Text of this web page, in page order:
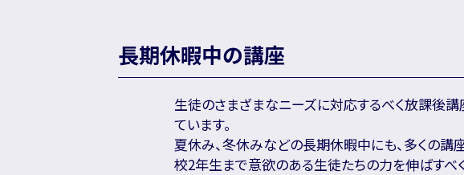
長期休暇中の講座
生徒のさまざまなニーズに対応するべく放課後
ています。
夏休み、冬休みなどの長期休暇中にも、多くの
校2年生まで意欲のある生徒たちの力を伸ばすべ